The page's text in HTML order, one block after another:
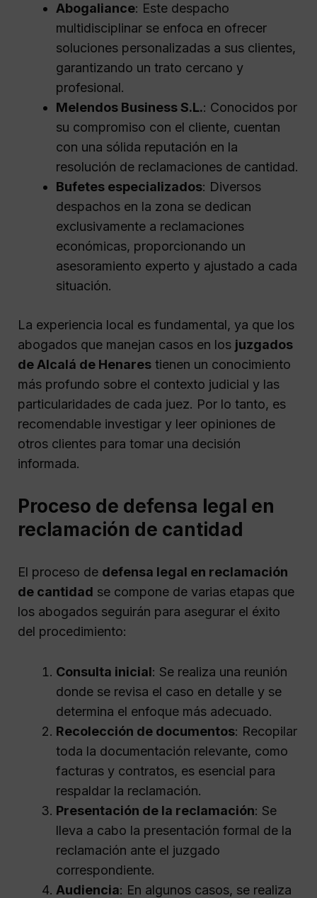
Abogaliance: Este despacho
multidisciplinar se enfoca en ofrecer
soluciones personalizadas a sus clientes,
garantizando un trato cercano y
profesional.
Melendos Business S.L.: Conocidos por
su compromiso con el cliente, cuentan
con una sólida reputación en la
resolución de reclamaciones de cantidad.
Bufetes especializados: Diversos
despachos en la zona se dedican
exclusivamente a reclamaciones
económicas, proporcionando un
asesoramiento experto y ajustado a cada
situación.
La experiencia local es fundamental, ya que los
abogados que manejan casos en los juzgados
de Alcalá de Henares tienen un conocimiento
más profundo sobre el contexto judicial y las
particularidades de cada juez. Por lo tanto, es
recomendable investigar y leer opiniones de
otros clientes para tomar una decisión
informada.
Proceso de defensa legal en
reclamación de cantidad
El proceso de defensa legal en reclamación
de cantidad se compone de varias etapas que
los abogados seguirán para asegurar el éxito
del procedimiento:
Consulta inicial: Se realiza una reunión
donde se revisa el caso en detalle y se
determina el enfoque más adecuado.
Recolección de documentos: Recopilar
toda la documentación relevante, como
facturas y contratos, es esencial para
respaldar la reclamación.
Presentación de la reclamación: Se
lleva a cabo la presentación formal de la
reclamación ante el juzgado
correspondiente.
Audiencia: En algunos casos, se realiza